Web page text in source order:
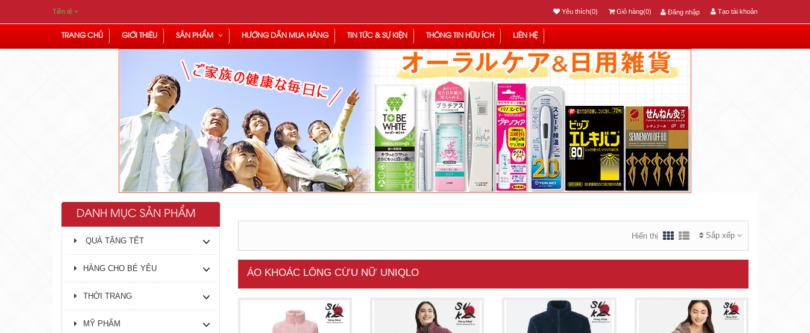
Tiền tệ Đăng nhập Tạo tài khoản
Yêu thích(0) Giỏ hàng(0)
TRANG CHỦ GIỚI THIÊU SẢN PHẨM HƯỚNG DẪN MUA HÀNG TIN TỨC & SỰ KIỆN THÔNG TIN HỮU ÍCH LIÊN HỆ
DANH MỤC SẢN PHẨM
QUÀ TẶNG TẾT
HÀNG CHO BÉ YÊU
THỜI TRANG
MỸ PHẨM
Sắp xếp
Hiển thị
ÁO KHOÁC LÔNG CỪU NỮ UNIQLO